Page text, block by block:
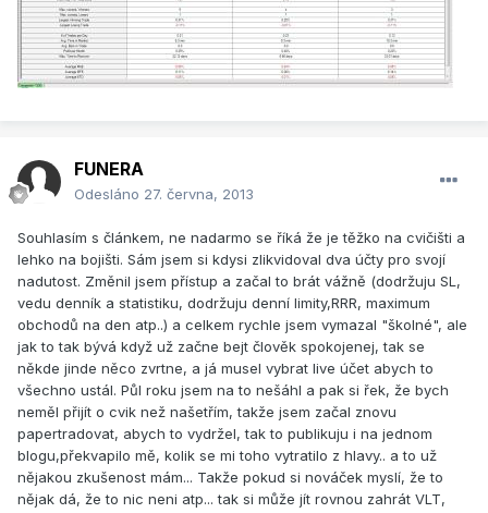
FUNERA
Odesláno 27. června, 2013
Souhlasím s článkem, ne nadarmo se říká že je těžko na cvičišti a
lehko na bojišti. Sám jsem si kdysi zlikvidoval dva účty pro svojí
nadutost. Změnil jsem přístup a začal to brát vážně (dodržuju SL,
vedu denník a statistiku, dodržuju denní limity,RRR, maximum
obchodů na den atp..) a celkem rychle jsem vymazal "školné", ale
jak to tak bývá když už začne bejt člověk spokojenej, tak se
někde jinde něco zvrtne, a já musel vybrat live účet abych to
všechno ustál. Půl roku jsem na to nešáhl a pak si řek, že bych
neměl přijít o cvik než našetřím, takže jsem začal znovu
papertradovat, abych to vydržel, tak to publikuju i na jednom
blogu,překvapilo mě, kolik se mi toho vytratilo z hlavy.. a to už
nějakou zkušenost mám... Takže pokud si nováček myslí, že to
nějak dá, že to nic neni atp... tak si může jít rovnou zahrát VLT,